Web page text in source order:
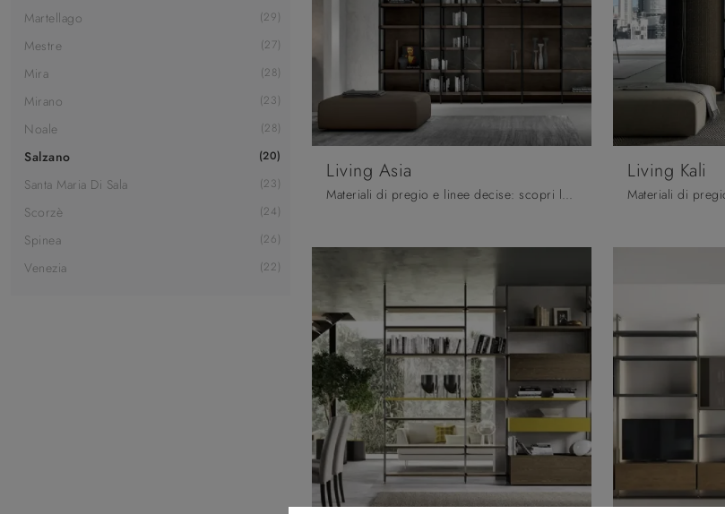
Martellago 29
Mestre 27
Mira 28
Mirano 23
Noale 28
Salzano 20
Santa Maria Di Sala 23
Scorzè 24
Spinea 26
Venezia 22
Living Asia
Materiali di pregio e linee decise: scopri la libreria Living Asia di Arredo3 tra le più esclusive Librerie moderne a muro.
Living Kali